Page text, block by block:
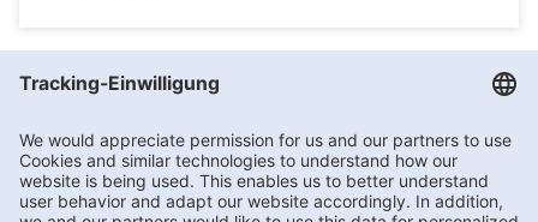
Getränke Hoffmann / Berlin